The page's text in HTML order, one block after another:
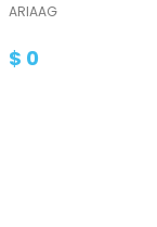
ARIAAG
$ 0